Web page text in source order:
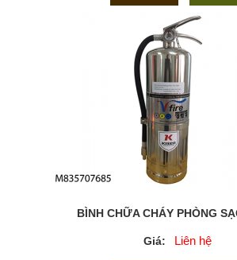
BÌNH CHỮA CHÁY PHÒNG
Giá: Liên hệ